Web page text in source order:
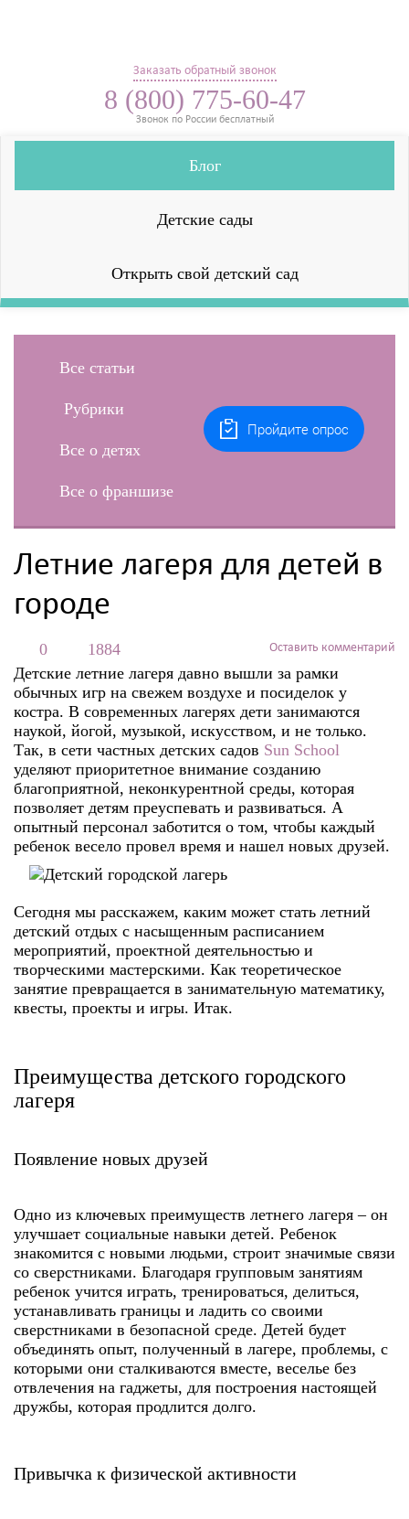
Заказать обратный звонок
8 (800) 775-60-47
Звонок по России бесплатный
Блог
Детские сады
Открыть свой детский сад
Все статьи
Рубрики
Все о детях
Все о франшизе
Летние лагеря для детей в
городе
Оставить комментарий
0
1884
Детские летние лагеря давно вышли за рамки
обычных игр на свежем воздухе и посиделок у
костра. В современных лагерях дети занимаются
наукой, йогой, музыкой, искусством, и не только.
Так, в сети частных детских садов Sun School
уделяют приоритетное внимание созданию
благоприятной, неконкурентной среды, которая
позволяет детям преуспевать и развиваться. А
опытный персонал заботится о том, чтобы каждый
ребенок весело провел время и нашел новых друзей.
Сегодня мы расскажем, каким может стать летний
детский отдых с насыщенным расписанием
мероприятий, проектной деятельностью и
творческими мастерскими. Как теоретическое
занятие превращается в занимательную математику,
квесты, проекты и игры. Итак.
Преимущества детского городского
лагеря
Появление новых друзей
Одно из ключевых преимуществ летнего лагеря– он
улучшает социальные навыки детей. Ребенок
знакомится с новыми людьми, строит значимые связи
со сверстниками. Благодаря групповым занятиям
ребенок учится играть, тренироваться, делиться,
устанавливать границы и ладить со своими
сверстниками в безопасной среде. Детей будет
объединять опыт, полученный в лагере, проблемы, с
которыми они сталкиваются вместе, веселье без
отвлечения на гаджеты, для построения настоящей
дружбы, которая продлится долго.
Привычка к физической активности
Пройдите опрос